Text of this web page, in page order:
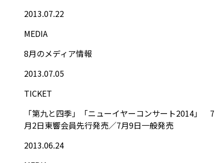
2013.07.22
MEDIA
8月のメディア情報
2013.07.05
TICKET
「第九と四季」「ニューイヤーコンサート2014」 7
月2日東響会員先行発売／7月9日一般発売
2013.06.24